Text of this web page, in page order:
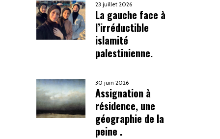
23 juillet 2026
La gauche face à
l’irréductible
islamité
palestinienne.
30 juin 2026
Assignation à
résidence, une
géographie de la
peine .